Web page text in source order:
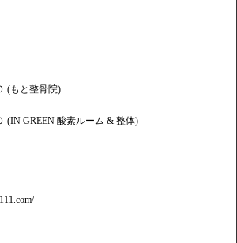
(もと整骨院)
(IN GREEN 酸素ルーム & 整体)